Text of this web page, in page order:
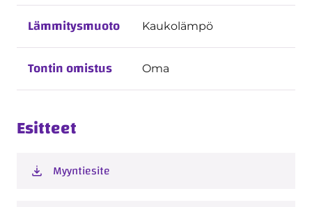
Lämmitysmuoto Kaukolämpö
Tontin omistus Oma
Esitteet
Myyntiesite